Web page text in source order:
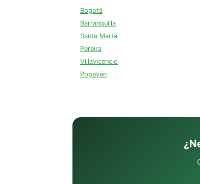
Bogotá
Barranquilla
Santa Marta
Pereira
Villavicencio
Popayán